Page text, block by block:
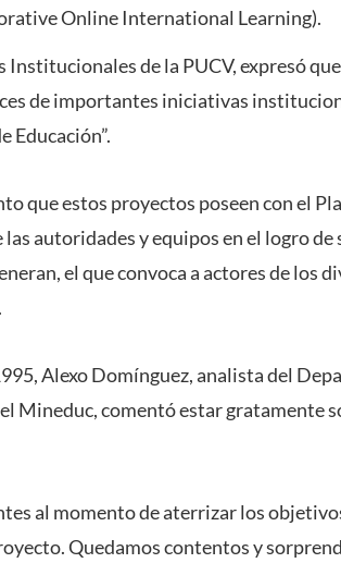
Online International Learning).
de la PUCV, expresó
de importantes iniciativas
Educación”.
que estos proyectos poseen con el
autoridades y equipos en el logro de
el que convoca a actores de los
Alexo Domínguez, analista del
Mineduc, comentó estar gratamente
al momento de aterrizar los
Quedamos contentos y